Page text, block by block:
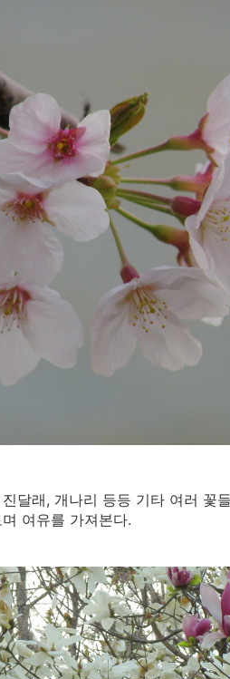
달래, 개나리 등등 기타 여러 꽃
여유를 가져본다.